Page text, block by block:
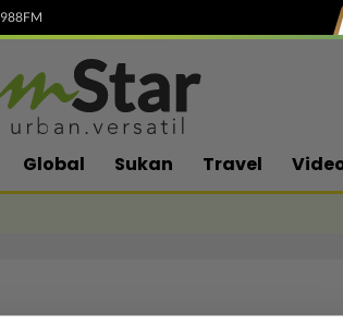
988FM
Global Sukan Travel